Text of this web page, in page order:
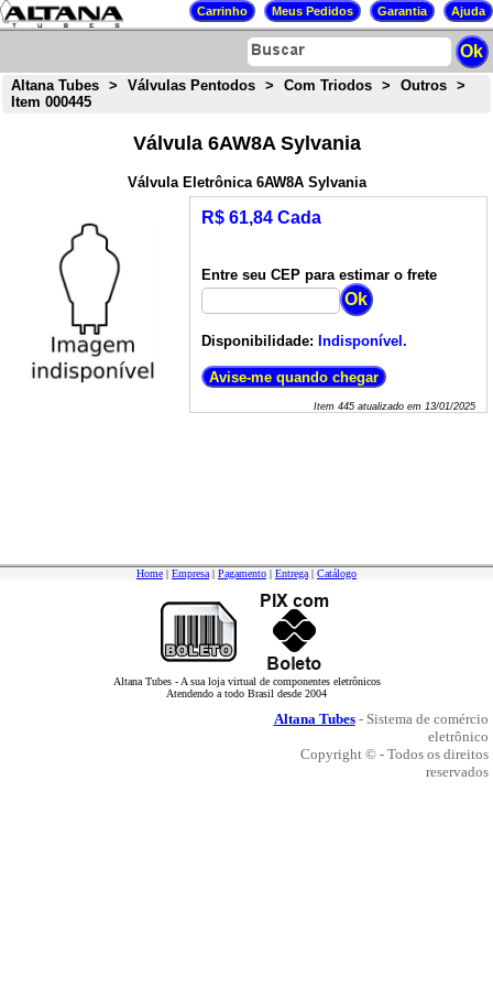
Altana Tubes > Válvulas Pentodos > Com Triodos > Outros
>
Item 000445
Válvula 6AW8A Sylvania
Válvula Eletrônica 6AW8A Sylvania
R$ 61,84 Cada
Entre seu CEP para estimar o frete
Disponibilidade: Indisponível.
Item 445atualizado em 13/01/2025
Home | Empresa | Pagamento | Entrega | Catálogo
Altana Tubes - A sua loja virtual de componentes eletrônicos
Atendendo a todo Brasil desde 2004
Altana Tubes- Sistema de comércio
eletrônico
Copyright © - Todos os direitos
reservados